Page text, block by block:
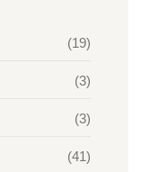
(19)
(3)
(3)
(41)